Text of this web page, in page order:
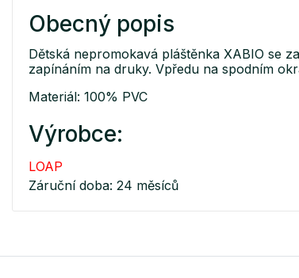
Obecný popis
Dětská nepromokavá pláštěnka XABIO se
zapínáním na druky. Vpředu na spodním
Materiál: 100% PVC
Výrobce:
LOAP
Záruční doba: 24 měsíců